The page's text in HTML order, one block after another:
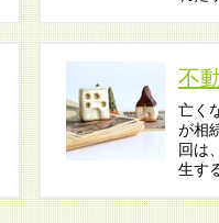
不
亡く
が相
回は
生す